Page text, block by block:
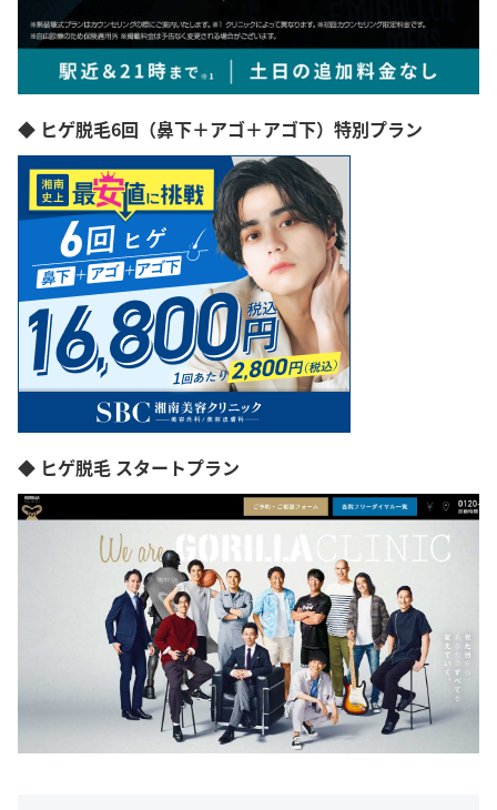
◆ ヒゲ脱毛6回（鼻下＋アゴ＋アゴ下）特別プラン
◆ ヒゲ脱毛 スタートプラン